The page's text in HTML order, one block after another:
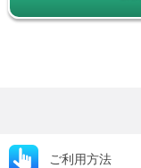
ご利用方法